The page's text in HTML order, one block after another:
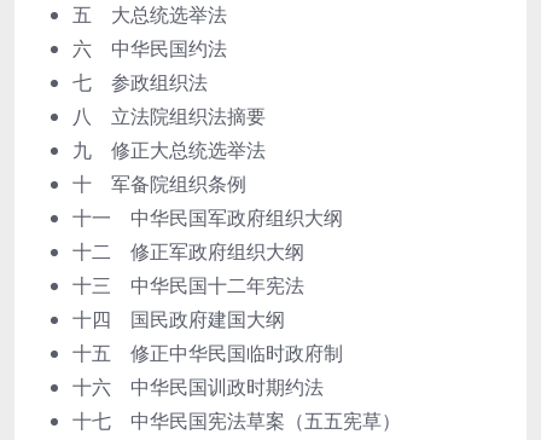
五 大总统选举法
六 中华民国约法
七 参政组织法
八 立法院组织法摘要
九 修正大总统选举法
十 军备院组织条例
十一 中华民国军政府组织大纲
十二 修正军政府组织大纲
十三 中华民国十二年宪法
十四 国民政府建国大纲
十五 修正中华民国临时政府制
十六 中华民国训政时期约法
十七 中华民国宪法草案（五五宪草）